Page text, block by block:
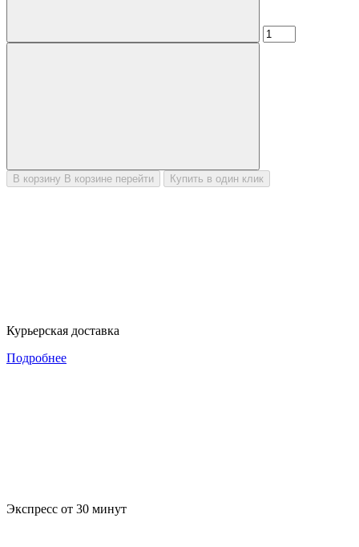
В корзину В корзине перейти Купить в один клик
Курьерская доставка
Подробнее
Экспресс от 30 минут